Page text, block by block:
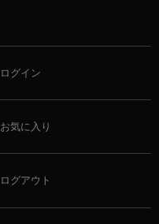
ログイン
お気に入り
ログアウト